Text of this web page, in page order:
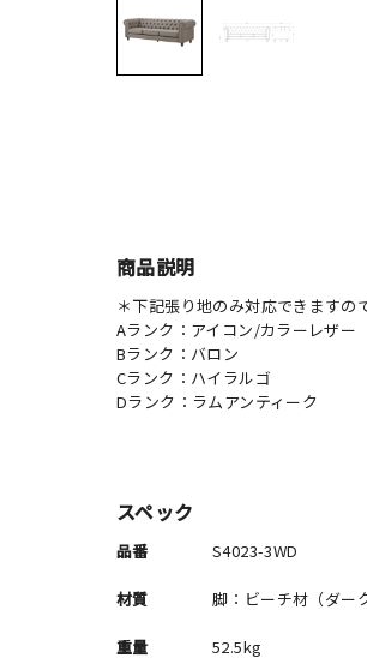
商品説明
＊下記張り地のみ対応できますの
Aランク：アイコン/カラーレザー
Bランク：バロン
Cランク：ハイラルゴ
Dランク：ラムアンティーク
スペック
品番 S4023-3WD
材質 脚：ビーチ材（ダー
重量 52.5kg